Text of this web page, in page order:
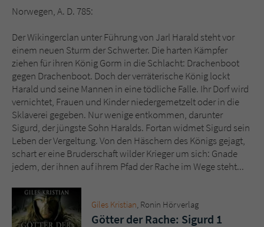
Norwegen, A. D. 785:
Der Wikingerclan unter Führung von Jarl Harald steht vor
einem neuen Sturm der Schwerter. Die harten Kämpfer
ziehen für ihren König Gorm in die Schlacht: Drachenboot
gegen Drachenboot. Doch der verräterische König lockt
Harald und seine Mannen in eine tödliche Falle. Ihr Dorf wird
vernichtet, Frauen und Kinder niedergemetzelt oder in die
Sklaverei gegeben. Nur wenige entkommen, darunter
Sigurd, der jüngste Sohn Haralds. Fortan widmet Sigurd sein
Leben der Vergeltung. Von den Häschern des Königs gejagt,
schart er eine Bruderschaft wilder Krieger um sich: Gnade
jedem, der ihnen auf ihrem Pfad der Rache im Wege steht...
Giles Kristian , Ronin Hörverlag
Götter der Rache: Sigurd 1
Anbieter Literatur-Couch Medien GmbH & Co. KG
Laufzeit 1 Jahr
Zweck Cookie für Kommentare einzelner Buchtitel
Name fe_typo_user
Anbieter Literatur-Couch Medien GmbH & Co. KG
Laufzeit Session